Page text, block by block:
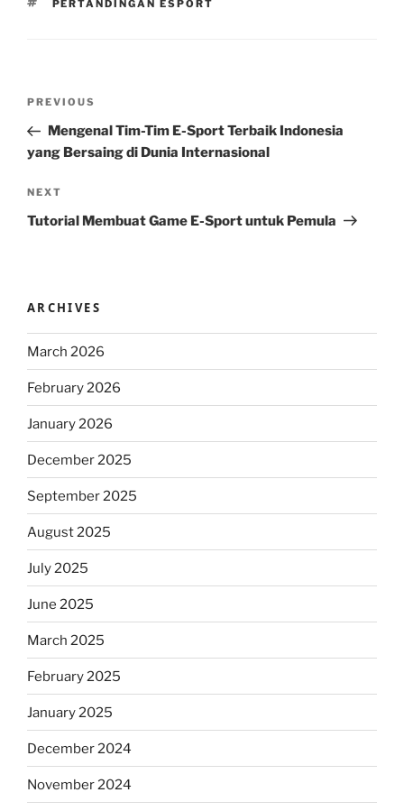
TAGS
PERTANDINGAN ESPORT
Previous
Post
PREVIOUS
Mengenal Tim-Tim E-Sport Terbaik Indonesia
yang Bersaing di Dunia Internasional
Next
Post
NEXT
Tutorial Membuat Game E-Sport untuk Pemula
ARCHIVES
March 2026
February 2026
January 2026
December 2025
September 2025
August 2025
July 2025
June 2025
March 2025
February 2025
January 2025
December 2024
November 2024